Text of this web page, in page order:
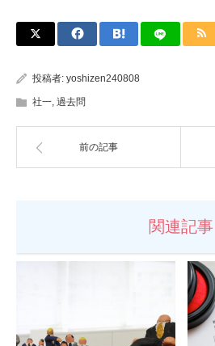
投稿者: yoshizen240808
社一, 過去問
前の記事
関連記事